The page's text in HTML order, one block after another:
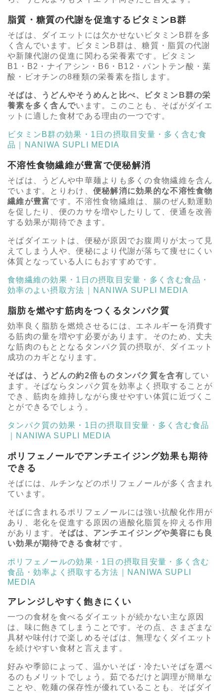
脂質・糖質の代謝を促進するビタミンB群
そばは、ダイエットには欠かせないビタミンB群を多
く含んでいます。ビタミンB群は、糖質・脂質の代謝
や新陳代謝の促進に関わる栄養素です。ビタミン
B1・B2・ナイアシン・B6・B12・パントテン酸・葉
酸・ビオチンの8種類の栄養素を指します。
そばは、うどんやそうめんと比べ、ビタミンB群の栄
養素を多く含んでいます。このことも、そばがダイエ
ットに適した食材である理由の一つです。
ビタミンB群の効果・1日の摂取目安量・多く含む食
品｜NANIWA SUPLI MEDIA
不溶性食物繊維が豊富で便秘解消
そばは、うどんや中華麺よりも多くの食物繊維を含ん
でいます。とりわけ、 便秘解消に効果的な不溶性食物
繊維が豊富です。不溶性食物繊維は、腸のぜん動運動
を促したり、便のカサを増やしたりして、便通を改善
する効果が期待できます。
そばダイエットは、便秘が原因でお腹周りが太って見
えてしまう人や、便秘により代謝が落ちて痩せにくい
体質となっている人にもおすすめです。
食物繊維の効果・1日の摂取目安量・多く含む食品・
効率のよい摂取方法｜NANIWA SUPLI MEDIA
脂肪を燃やす筋肉をつくるタンパク質
効率良く脂肪を燃焼させるには、エネルギーを消費す
る筋肉の量を増やす必要があります。そのため、丈夫
な筋肉のもととなるタンパク質の摂取が、ダイエット
成功のカギとなります。
そばは、うどんの約2倍ものタンパク質を含有 してい
ます。そばならタンパク質を効率よく摂取することが
でき、筋肉を維持しながら痩せやすい体質に近づくこ
とができるでしょう。
タンパク質の効果・1日の摂取目安量・多く含む食品
｜NANIWA SUPLI MEDIA
ポリフェノールでアンチエイジング効果も期待
できる
そばには、ルチンなどのポリフェノールが多く含まれ
ています。
そばに含まれるポリフェノールには強い抗酸化作用が
あり、老化を促進する原因の過酸化脂質を抑える作用
があります。 そばは、アンチエイジングや美容にも良
い効果が期待できる食材です。
ポリフェノールの効果・1日の摂取目安量・多く含む
食品・効率よく摂取する方法｜NANIWA SUPLI
MEDIA
アレンジしやすく飽きにくい
一つの食材を食べるダイエットが続かない主な原因
は、味に飽きてしまうことです。その点、さまざまな
具材や味付けで楽しめるそばは、無理なくダイエット
を続けやすい食材と言えます。
好みや季節によって、温かいそば・冷たいそばを選べ
るのもメリットでしょう。茹でるだけと調理が簡単な
ことや、乾麺の保存性が優れていることも、そばダイ